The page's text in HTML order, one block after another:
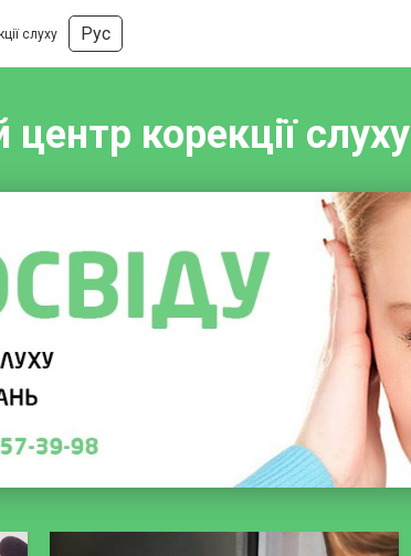
слуху Рус
корекції слуху